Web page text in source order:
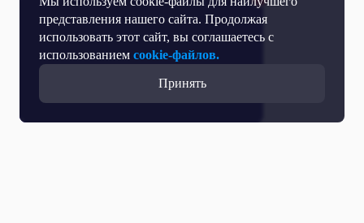
представления нашего сайта. Продолжая
использовать этот сайт, вы соглашаетесь с
использованием cookie-файлов.
Принять